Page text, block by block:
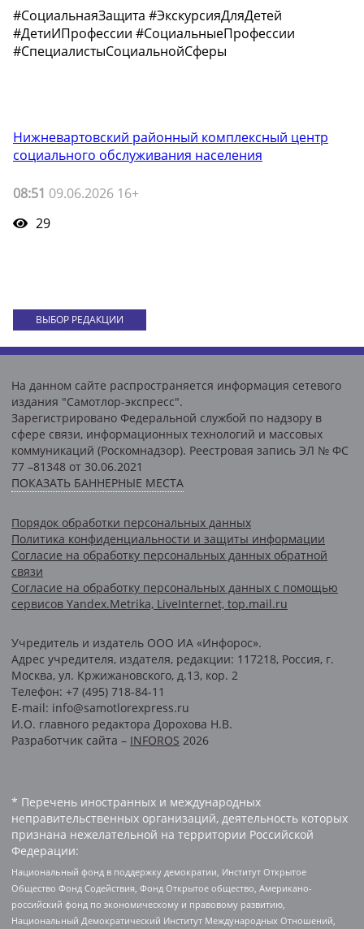
#СоциальнаяЗащита #ЭкскурсияДляДетей
#ДетиИПрофессии #СоциальныеПрофессии
#СпециалистыСоциальнойСферы
Нижневартовский районный комплексный центр
социального обслуживания населения
08:51 09.06.2026 16+
29
ВЫБОР РЕДАКЦИИ
На данном сайте распространяется информация сетевого
издания "Самотлор-экспресс".
Зарегистрировано Федеральной службой по надзору в
сфере связи, информационных технологий и массовых
коммуникаций (Роскомнадзор). Реестровая запись ЭЛ № ФС
77 –81348 от 30.06.2021
ПОКАЗАТЬ БАННЕРНЫЕ МЕСТА
Порядок обработки персональных данных
Политика конфиденциальности и защиты информации
Согласие на обработку персональных данных обратной
связи
Согласие на обработку персональных данных с помощью
сервисов Yandex.Metrika, LiveInternet, top.mail.ru
Учредитель и издатель ООО ИА «Инфорос».
Адрес учредителя, издателя, редакции: 117218, Россия, г.
Москва, ул. Кржижановского, д.13, кор. 2
Телефон: +7 (495) 718-84-11
E-mail: info@samotlorexpress.ru
И.О. главного редактора Дорохова Н.В.
Разработчик сайта – INFOROS 2026
* Перечень иностранных и международных
неправительственных организаций, деятельность которых
признана нежелательной на территории Российской
Федерации:
Национальный фонд в поддержку демократии, Институт Открытое
Общество Фонд Содействия, Фонд Открытое общество, Американо-
российский фонд по экономическому и правовому развитию,
Национальный Демократический Институт Международных Отношений,